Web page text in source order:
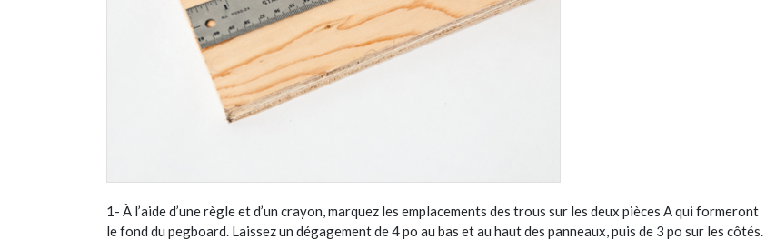
1- À l’aide d’une règle et d’un crayon, marquez les emplacements des trous sur les deux pièces A qui formeront
le fond du pegboard. Laissez un dégagement de 4 po au bas et au haut des panneaux, puis de 3 po sur les côtés.